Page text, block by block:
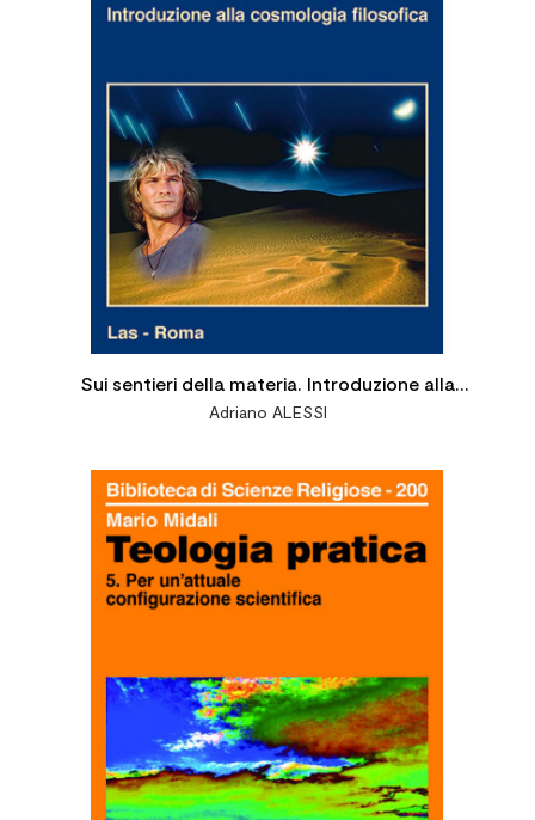
Sui sentieri della materia. Introduzione alla
cosmologia filosofica
Adriano ALESSI